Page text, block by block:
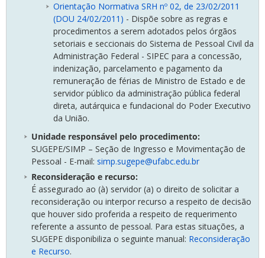
Orientação Normativa SRH nº 02, de 23/02/2011
(DOU 24/02/2011) - Dispõe sobre as regras e
procedimentos a serem adotados pelos órgãos
setoriais e seccionais do Sistema de Pessoal Civil da
Administração Federal - SIPEC para a concessão,
indenização, parcelamento e pagamento da
remuneração de férias de Ministro de Estado e de
servidor público da administração pública federal
direta, autárquica e fundacional do Poder Executivo
da União.
Unidade responsável pelo procedimento:
SUGEPE/SIMP – Seção de Ingresso e Movimentação de
Pessoal - E-mail: simp.sugepe@ufabc.edu.br
Reconsideração e recurso:
É assegurado ao (à) servidor (a) o direito de solicitar a
reconsideração ou interpor recurso a respeito de decisão
que houver sido proferida a respeito de requerimento
referente a assunto de pessoal. Para estas situações, a
SUGEPE disponibiliza o seguinte manual: Reconsideração
e Recurso.